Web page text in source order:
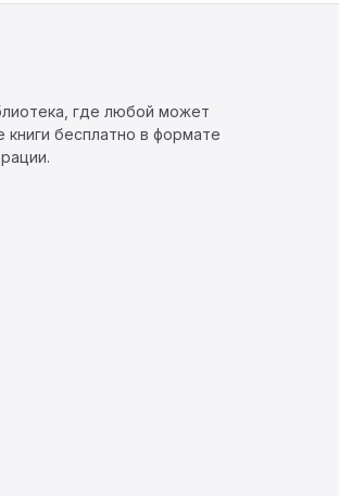
где любой может
бесплатно в формате